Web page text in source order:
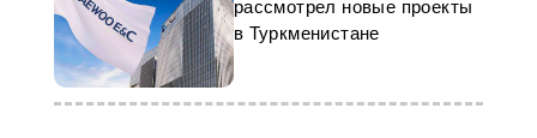
рассмотрел новые проекты
в Туркменистане